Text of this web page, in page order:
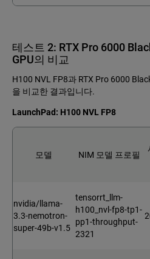
테스트 2: RTX Pro 6000
GPU의 비교
H100 NVL FP8과 RTX Pro 6000
을 비교한 결과입니다.
LaunchPad: H100 NVL FP8
모델 NIM 모델 프로필
nvidia/llama-
3.3-nemotron-
super-49b-v1.5
tensorrt_llm-
h100_nvl-fp8-tp1-
pp1-throughput-
2321